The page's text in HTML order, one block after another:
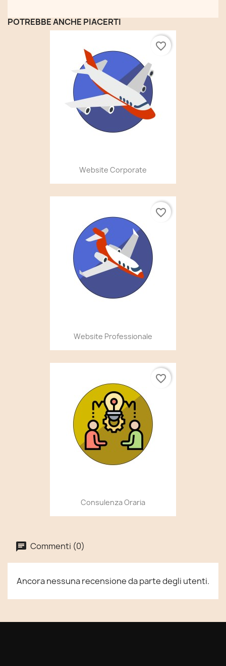
POTREBBE ANCHE PIACERTI
Website Corporate
favorite_border
Website Professionale
favorite_border
Consulenza Oraria
favorite_border
Commenti (0)
Ancora nessuna recensione da parte degli utenti.